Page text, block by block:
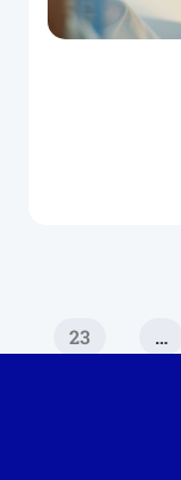
…
23